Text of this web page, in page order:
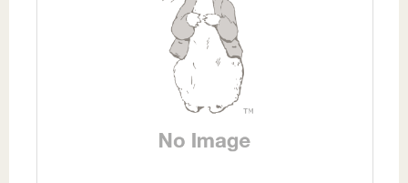
住宅ロー
ンシミュ
レーショ
検索
売却ガイ
ド